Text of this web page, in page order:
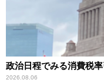
政治日程でみる消費税
2026.08.06